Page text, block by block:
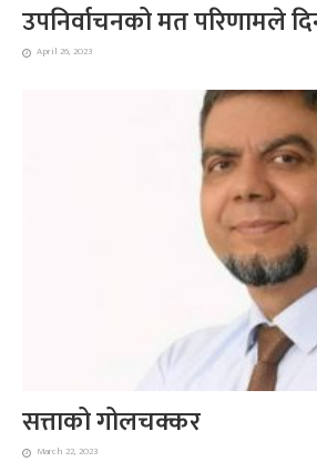
उपनिर्वाचनको मत परिणामले
April 26, 2023
सत्ताको गोलचक्कर
March 22, 2023